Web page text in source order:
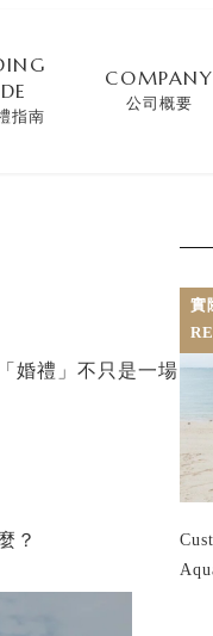
指南
COMPANY
公司概要
婚禮」不只是一場
？
實